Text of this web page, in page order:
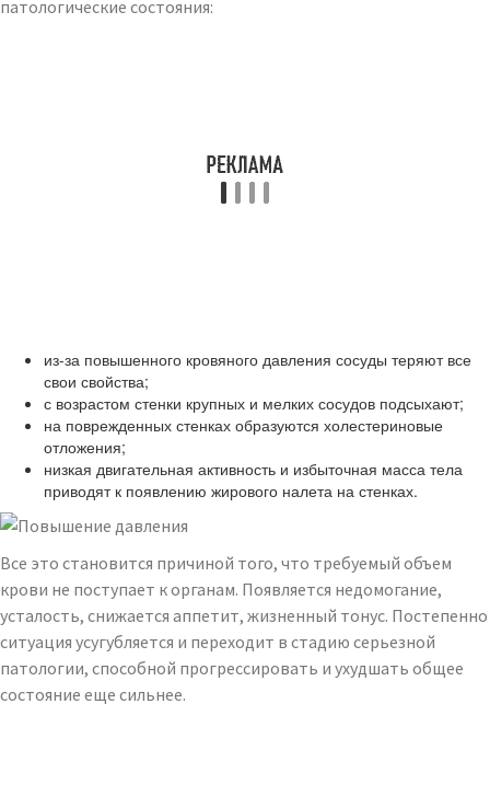
патологические состояния:
из-за повышенного кровяного давления сосуды теряют все
свои свойства;
с возрастом стенки крупных и мелких сосудов подсыхают;
на поврежденных стенках образуются холестериновые
отложения;
низкая двигательная активность и избыточная масса тела
приводят к появлению жирового налета на стенках.
Все это становится причиной того, что требуемый объем
крови не поступает к органам. Появляется недомогание,
усталость, снижается аппетит, жизненный тонус. Постепенно
ситуация усугубляется и переходит в стадию серьезной
патологии, способной прогрессировать и ухудшать общее
состояние еще сильнее.